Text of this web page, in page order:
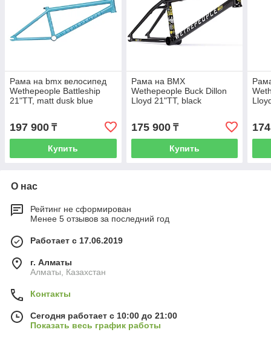
Рама на bmx велосипед
Wethepeople Battleship
21"TT, matt dusk blue
197 900 ₸
Купить
Рама на BMX
Wethepeople Buck Dillon
Lloyd 21"TT, black
175 900₸
Купить
О нас
Рейтинг не сформирован
Менее 5 отзывов за последний год
Работает с 17.06.2019
г. Алматы
Алматы, Казахстан
Контакты
Сегодня работает с 10:00 до 21:00
Показать весь график работы